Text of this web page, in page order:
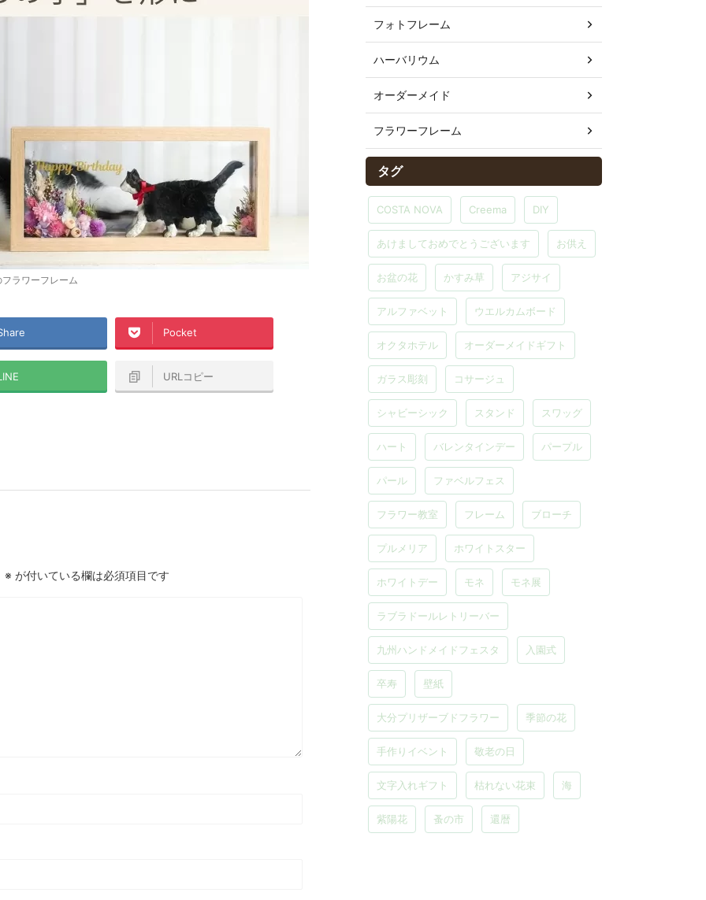
フラワーフレーム
Pocket
URLコピー
※ が付いている欄は必須項目です
フォトフレーム
ハーバリウム
オーダーメイド
フラワーフレーム
タグ
COSTA NOVA Creema DIY
あけましておめでとうございます お供え
お盆の花 かすみ草 アジサイ
アルファベット ウエルカムボード
オクタホテル オーダーメイドギフト
ガラス彫刻 コサージュ
シャビーシック スタンド スワッグ
ハート バレンタインデー パープル
パール ファベルフェス
フラワー教室 フレーム ブローチ
プルメリア ホワイトスター
ホワイトデー モネ モネ展
ラブラドールレトリーバー
九州ハンドメイドフェスタ 入園式
卒寿 壁紙
大分プリザーブドフラワー 季節の花
手作りイベント 敬老の日
文字入れギフト 枯れない花束 海
紫陽花 蚤の市 還暦